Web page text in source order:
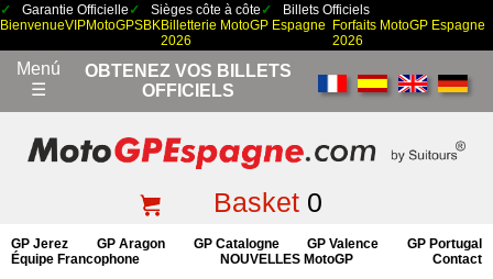
Garantie Officielle Sièges côte à côte
Billets Officiels
BienvenueVIPMotoGPSBKBilletterie MotoGP Espagne
2026
Forfaits MotoGP Espagne
2026
Menú
☰
OBTENEZ VOS BILLETS
OFFICIELS
Basket0
GP Jerez GP Aragon GP Catalogne GP Valence
GP Portugal
Équipe Francophone
NOUVELLES MotoGP Contact